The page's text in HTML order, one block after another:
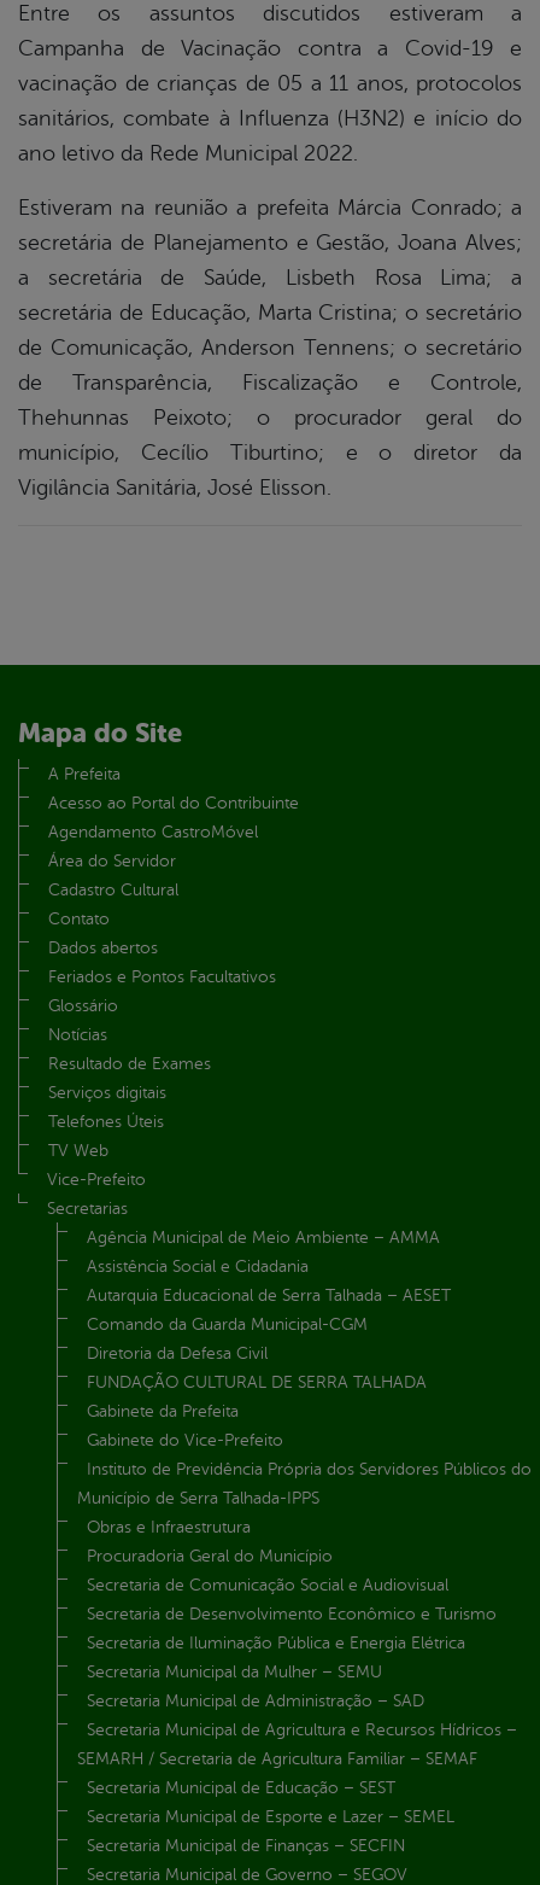
Entre os assuntos discutidos estiveram a
Campanha de Vacinação contra a Covid-19 e
vacinação de crianças de 05 a 11 anos, protocolos
sanitários, combate à Influenza (H3N2) e início do
ano letivo da Rede Municipal 2022.
Estiveram na reunião a prefeita Márcia Conrado; a
secretária de Planejamento e Gestão, Joana Alves;
a secretária de Saúde, Lisbeth Rosa Lima; a
secretária de Educação, Marta Cristina; o secretário
de Comunicação, Anderson Tennens; o secretário
de Transparência, Fiscalização e Controle,
Thehunnas Peixoto; o procurador geral do
município, Cecílio Tiburtino; e o diretor da
Vigilância Sanitária, José Elisson.
Mapa do Site
A Prefeita
Acesso ao Portal do Contribuinte
Agendamento CastroMóvel
Área do Servidor
Cadastro Cultural
Contato
Dados abertos
Feriados e Pontos Facultativos
Glossário
Notícias
Resultado de Exames
Serviços digitais
Telefones Úteis
TV Web
Vice-Prefeito
Secretarias
Agência Municipal de Meio Ambiente – AMMA
Assistência Social e Cidadania
Autarquia Educacional de Serra Talhada – AESET
Comando da Guarda Municipal-CGM
Diretoria da Defesa Civil
FUNDAÇÃO CULTURAL DE SERRA TALHADA
Gabinete da Prefeita
Gabinete do Vice-Prefeito
Instituto de Previdência Própria dos Servidores Públicos do
Município de Serra Talhada-IPPS
Obras e Infraestrutura
Procuradoria Geral do Município
Secretaria de Comunicação Social e Audiovisual
Secretaria de Desenvolvimento Econômico e Turismo
Secretaria de Iluminação Pública e Energia Elétrica
Secretaria Municipal da Mulher – SEMU
Secretaria Municipal de Administração – SAD
Secretaria Municipal de Agricultura e Recursos Hídricos –
SEMARH / Secretaria de Agricultura Familiar – SEMAF
Secretaria Municipal de Educação – SEST
Secretaria Municipal de Esporte e Lazer – SEMEL
Secretaria Municipal de Finanças – SECFIN
Secretaria Municipal de Governo – SEGOV